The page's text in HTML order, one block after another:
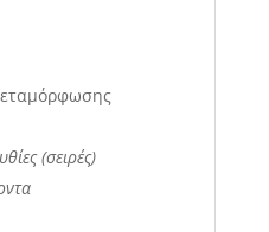
(σειρές)